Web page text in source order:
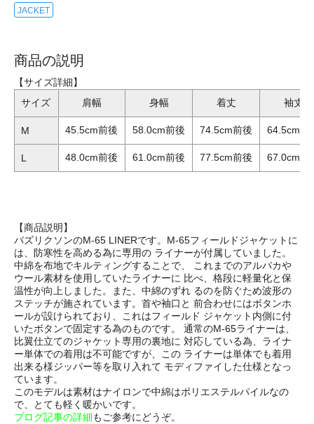
JACKET
商品の説明
【サイズ詳細】
サイズ
肩幅 身幅 着丈 袖丈
M 45.5cm前後 58.0cm前後 74.5cm前後 64.5cm前
L 48.0cm前後 61.0cm前後 77.5cm前後 67.0cm前
【商品説明】
バズリクソンのM-65 LINERです。M-65フィールドジャケットに
は、防寒性を高める為に専用の ライナーが付属していました。
中綿を布地でキルティングすることで、 これまでのアルパカや
ウール素材を使用していたライナーに 比べ、格段に軽量化と保
温性が向上しました。また、中綿のずれ るのを防ぐため波形の
ステッチが施されています。首や袖口と 前合わせにはボタンホ
ールが設けられており、これはフィールド ジャケット内側に付
いたボタンで固定する為のものです。 通常のM-65ライナーは、
比翼仕立てのジャケット専用の裏地に 対応している為、ライナ
ー単体での着用は不可能ですが、この ライナーは単体でも着用
出来る様ジッパー等を取り入れて モディファイした仕様となっ
ています。
このモデルは素材はナイロンで中綿はポリエステルパイルなの
で、とても軽く暖かいです。
ブログ記事の詳細もご参考にどうぞ。